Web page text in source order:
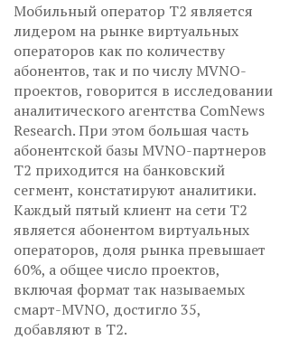
Мобильный оператор Т2 является
лидером на рынке виртуальных
операторов как по количеству
абонентов, так и по числу MVNO-
проектов, говорится в исследовании
аналитического агентства ComNews
Research. При этом большая часть
абонентской базы MVNO-партнеров
Т2 приходится на банковский
сегмент, констатируют аналитики.
Каждый пятый клиент на сети Т2
является абонентом виртуальных
операторов, доля рынка превышает
60%, а общее число проектов,
включая формат так называемых
смарт-MVNO, достигло 35,
добавляют в Т2.